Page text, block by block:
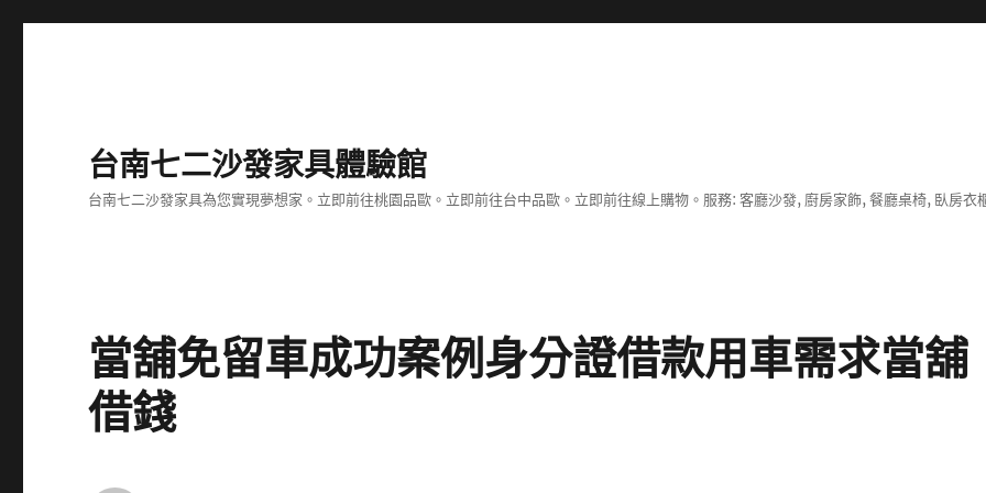
台南七二沙發家具體驗館
台南七二沙發家具為您實現夢想家。立即前往桃園品歐。立即前往台中品歐。立即前往線上購物。服務: 客廳沙發, 廚房家飾, 餐廳桌椅, 臥房衣
當舖免留車成功案例身分證借款用車需求當舖
借錢